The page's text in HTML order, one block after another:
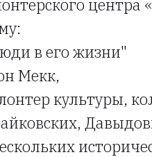
центра
в его жизни"
Мекк,
культуры,